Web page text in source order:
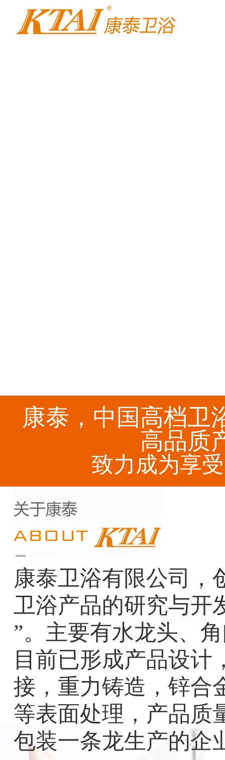
康泰，中国高档卫
高品质
致力成为享
康泰卫浴有限公司，
卫浴产品的研究与开
”。主要有水龙头、
目前已形成产品设计
接，重力铸造，锌合
等表面处理，产品质
包装一条龙生产的企